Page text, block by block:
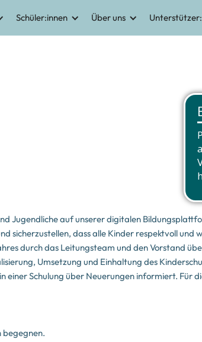
Schüler:innen Über uns
Jugendliche auf unserer digitalen
sicherzustellen, dass alle Kinder respektvoll
durch das Leitungsteam und den Vorstand
Umsetzung und Einhaltung des
Schulung über Neuerungen informiert. Für
begegnen.